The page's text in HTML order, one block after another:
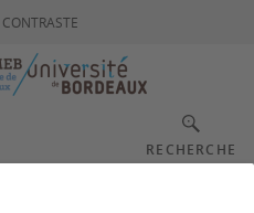
CONTRASTE
RECHERCHE